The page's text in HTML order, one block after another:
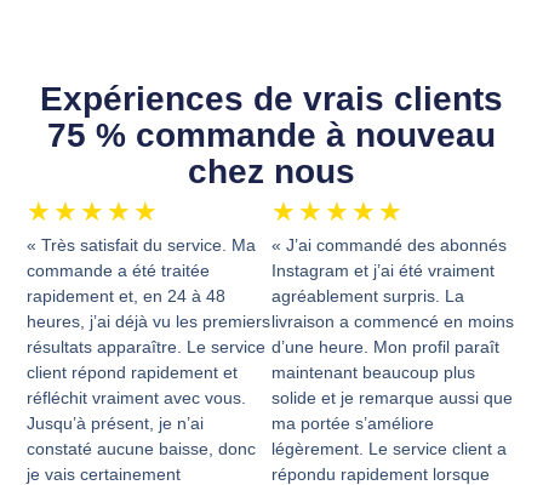
Expériences de vrais clients
75 % commande à nouveau
chez nous
★ ★ ★ ★ ★
« Très satisfait du service. Ma
commande a été traitée
rapidement et, en 24 à 48
heures, j’ai déjà vu les premiers
résultats apparaître. Le service
client répond rapidement et
réfléchit vraiment avec vous.
Jusqu’à présent, je n’ai
constaté aucune baisse, donc
je vais certainement
★ ★ ★ ★ ★
« J’ai commandé des abonnés
Instagram et j’ai été vraiment
agréablement surpris. La
livraison a commencé en moins
d’une heure. Mon profil paraît
maintenant beaucoup plus
solide et je remarque aussi que
ma portée s’améliore
légèrement. Le service client a
répondu rapidement lorsque